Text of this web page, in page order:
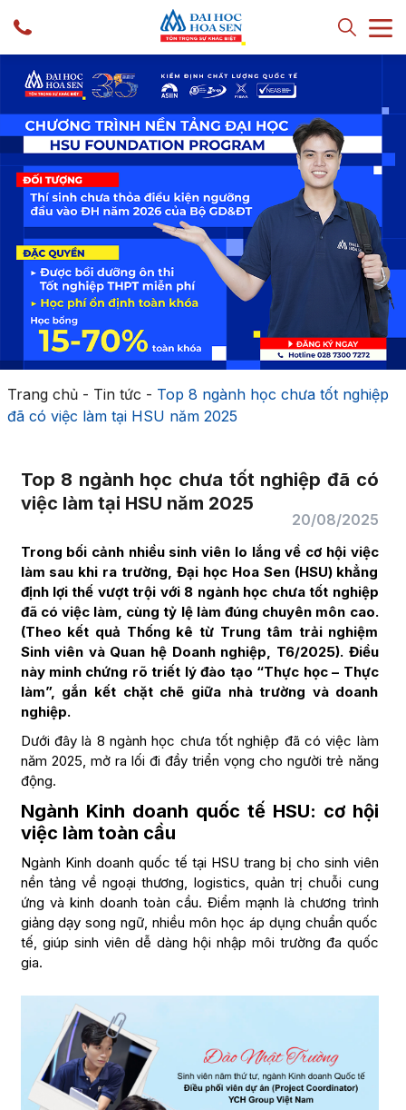
Trang chủ- Tin tức - Top 8 ngành học chưa tốt nghiệp
đã có việc làm tại HSU năm 2025
Top 8 ngành học chưa tốt nghiệp đã có
việc làm tại HSU năm 2025
20/08/2025
Trong bối cảnh nhiều sinh viên lo lắng về cơ hội việc
làm sau khi ra trường, Đại học Hoa Sen (HSU) khẳng
định lợi thế vượt trội với 8 ngành học chưa tốt nghiệp
đã có việc làm, cùng tỷ lệ làm đúng chuyên môn cao.
(Theo kết quả Thống kê từ Trung tâm trải nghiệm
Sinh viên và Quan hệ Doanh nghiệp, T6/2025). Điều
này minh chứng rõ triết lý đào tạo “Thực học – Thực
làm”, gắn kết chặt chẽ giữa nhà trường và doanh
nghiệp.
Dưới đây là 8 ngành học chưa tốt nghiệp đã có việc làm
năm 2025, mở ra lối đi đầy triển vọng cho người trẻ năng
động.
Ngành Kinh doanh quốc tế HSU: cơ hội
việc làm toàn cầu
Ngành Kinh doanh quốc tế tại HSU trang bị cho sinh viên
nền tảng về ngoại thương, logistics, quản trị chuỗi cung
ứng và kinh doanh toàn cầu. Điểm mạnh là chương trình
giảng dạy song ngữ, nhiều môn học áp dụng chuẩn quốc
tế, giúp sinh viên dễ dàng hội nhập môi trường đa quốc
gia.